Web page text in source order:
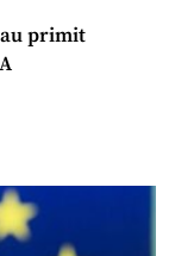
primit